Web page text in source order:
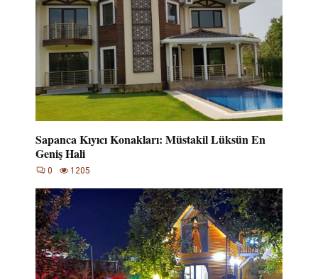
Sapanca Kıyıcı Konakları: Müstakil Lüksün En
Geniş Hali
0 1205